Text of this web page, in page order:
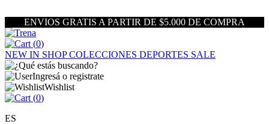
ENVIOS GRATIS A PARTIR DE $5.000 DE COMPRA
(0)
NEW IN SHOPCOLECCIONES DEPORTES SALE
Ingresá o registrate
Wishlist
(0)
ES